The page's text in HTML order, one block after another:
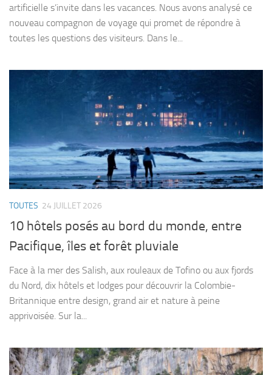
artificielle s’invite dans les vacances. Nous avons analysé ce
nouveau compagnon de voyage qui promet de répondre à
toutes les questions des visiteurs. Dans le...
TOUTES 24 JUILLET 2026
10 hôtels posés au bord du monde, entre
Pacifique, îles et forêt pluviale
Face à la mer des Salish, aux rouleaux de Tofino ou aux fjords
du Nord, dix hôtels et lodges pour découvrir la Colombie-
Britannique entre design, grand air et nature à peine
apprivoisée. Sur la...